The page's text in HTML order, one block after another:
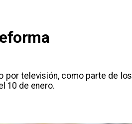
por televisión, como parte de los
10 de enero.